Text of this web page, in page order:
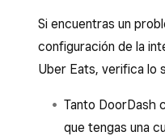
Si encuentras un
configuración de la
Uber Eats, verifica lo
Tanto DoorDash
que tengas una